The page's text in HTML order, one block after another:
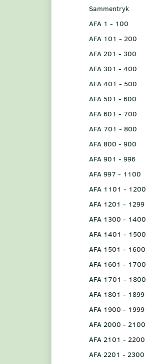
Sammentryk
AFA 1 - 100
AFA 101 - 200
AFA 201 - 300
AFA 301 - 400
AFA 401 - 500
AFA 501 - 600
AFA 601 - 700
AFA 701 - 800
AFA 800 - 900
AFA 901 - 996
AFA 997 - 1100
AFA 1101 - 1200
AFA 1201 - 1299
AFA 1300 - 1400
AFA 1401 - 1500
AFA 1501 - 1600
AFA 1601 - 1700
AFA 1701 - 1800
AFA 1801 - 1899
AFA 1900 - 1999
AFA 2000 - 2100
AFA 2101 - 2200
AFA 2201 - 2300